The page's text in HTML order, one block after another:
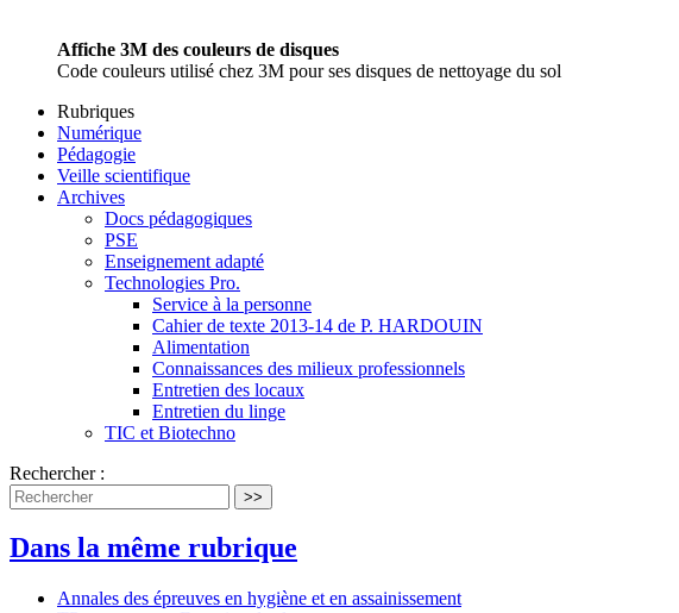
Affiche 3M des couleurs de disques
Code couleurs utilisé chez 3M pour ses disques de nettoyage du sol
Rubriques
Numérique
Pédagogie
Veille scientifique
Archives
Docs pédagogiques
PSE
Enseignement adapté
Technologies Pro.
Service à la personne
Cahier de texte 2013-14 de P. HARDOUIN
Alimentation
Connaissances des milieux professionnels
Entretien des locaux
Entretien du linge
TIC et Biotechno
Rechercher :
>>
Dans la même rubrique
Annales des épreuves en hygiène et en assainissement